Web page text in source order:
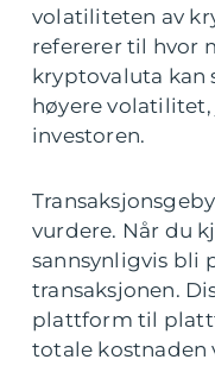
volatiliteten av
refererer til hvor
kryptovaluta kan
høyere
investoren.
vurdere. Når du
sannsynligvis bli
transaksjonen.
plattform til
totale kostnaden